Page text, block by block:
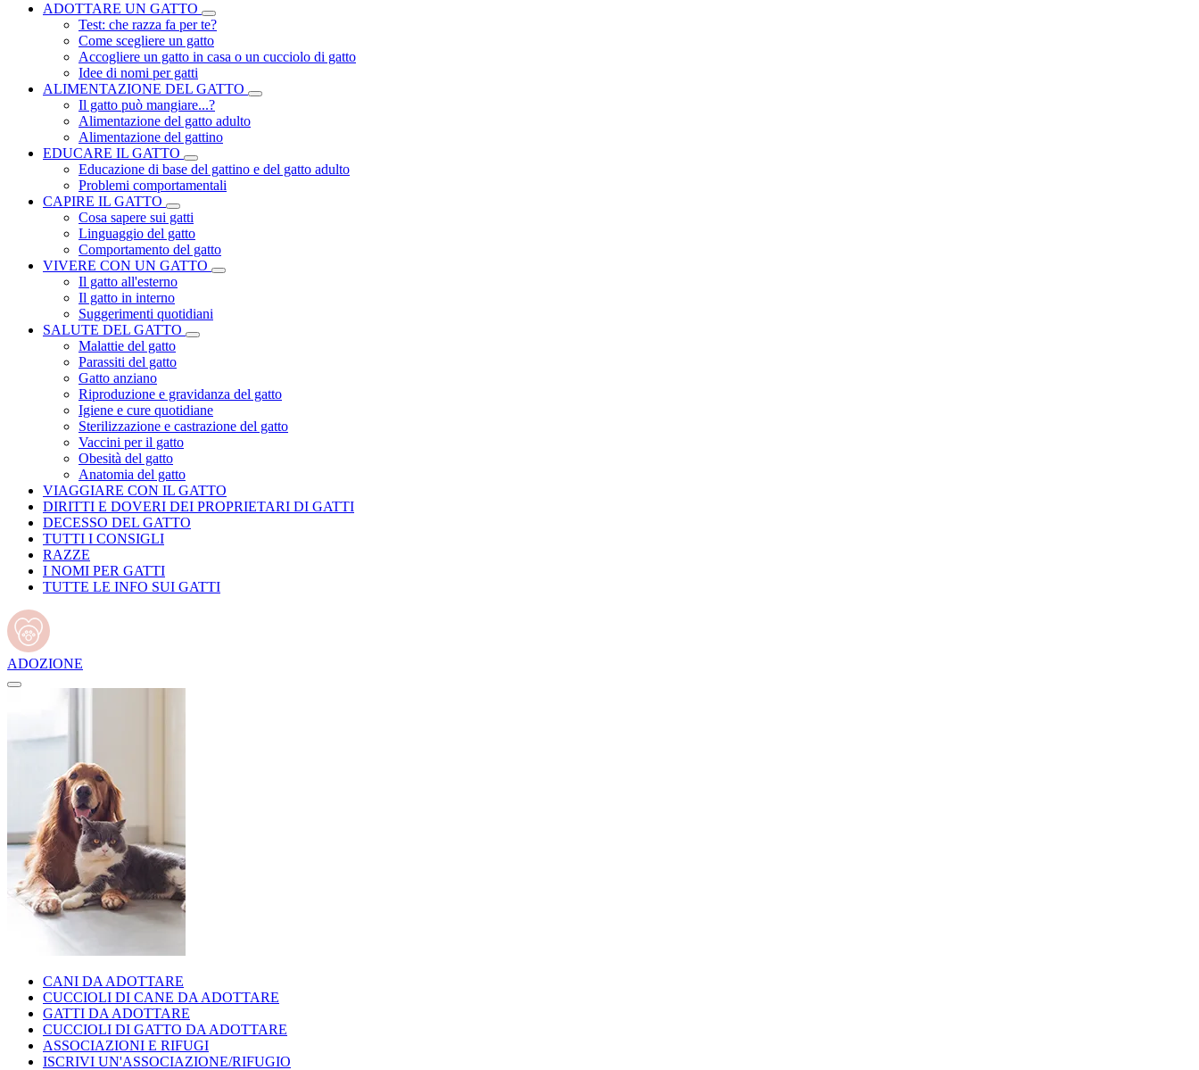
ADOTTARE UN GATTO
Test: che razza fa per te?
Come scegliere un gatto
Accogliere un gatto in casa o un cucciolo di gatto
Idee di nomi per gatti
ALIMENTAZIONE DEL GATTO
Il gatto può mangiare...?
Alimentazione del gatto adulto
Alimentazione del gattino
EDUCARE IL GATTO
Educazione di base del gattino e del gatto adulto
Problemi comportamentali
CAPIRE IL GATTO
Cosa sapere sui gatti
Linguaggio del gatto
Comportamento del gatto
VIVERE CON UN GATTO
Il gatto all'esterno
Il gatto in interno
Suggerimenti quotidiani
SALUTE DEL GATTO
Malattie del gatto
Parassiti del gatto
Gatto anziano
Riproduzione e gravidanza del gatto
Igiene e cure quotidiane
Sterilizzazione e castrazione del gatto
Vaccini per il gatto
Obesità del gatto
Anatomia del gatto
VIAGGIARE CON IL GATTO
DIRITTI E DOVERI DEI PROPRIETARI DI GATTI
DECESSO DEL GATTO
TUTTI I CONSIGLI
RAZZE
I NOMI PER GATTI
TUTTE LE INFO SUI GATTI
ADOZIONE
CANI DA ADOTTARE
CUCCIOLI DI CANE DA ADOTTARE
GATTI DA ADOTTARE
CUCCIOLI DI GATTO DA ADOTTARE
ASSOCIAZIONI E RIFUGI
ISCRIVI UN'ASSOCIAZIONE/RIFUGIO